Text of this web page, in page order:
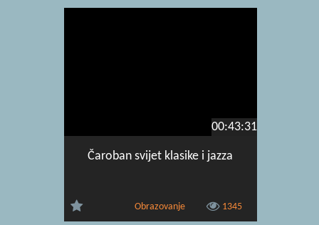
00:43:31
Čaroban svijet klasike i jazza
Obrazovanje 1345